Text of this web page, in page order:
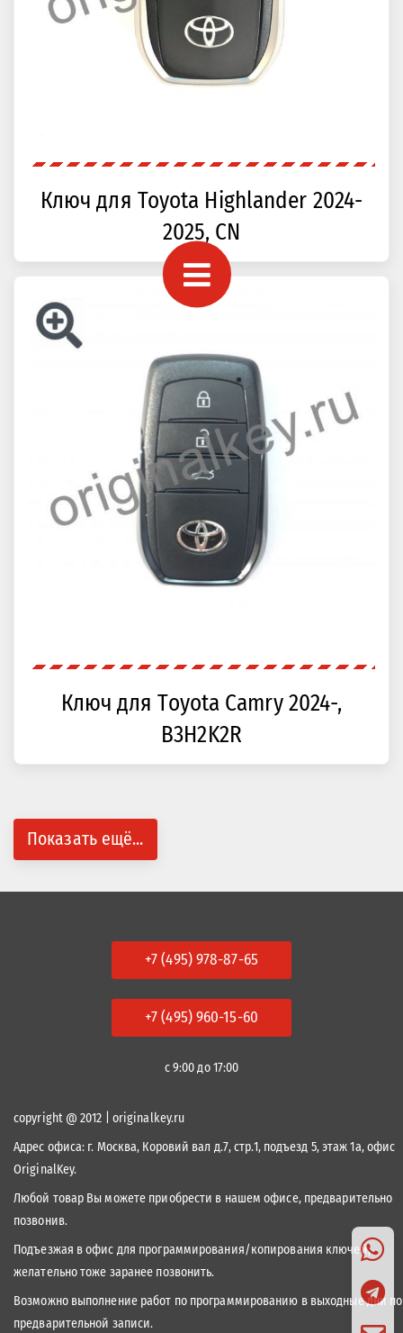
Ключ для Toyota Highlander 2024-
2025, CN
Ключ для Toyota Camry 2024-,
B3H2K2R
Показать ещё...
+7 (495) 978-87-65
+7 (495) 960-15-60
с 9:00 до 17:00
copyright @ 2012 | originalkey.ru
Адрес офиса: г. Москва, Коровий вал д.7, стр.1, подъезд 5, этаж 1а, офис
OriginalKey.
Любой товар Вы можете приобрести в нашем офисе, предварительно
позвонив.
Подъезжая в офис для программирования/копирования ключей,
желательно тоже заранее позвонить.
Возможно выполнение работ по программированию в выходные дни по
предварительной записи.